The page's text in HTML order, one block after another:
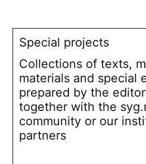
Special projects
Collections of texts,
materials and special
prepared by the
together with the
community or our
partners